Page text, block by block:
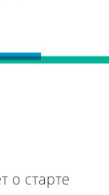
о старте